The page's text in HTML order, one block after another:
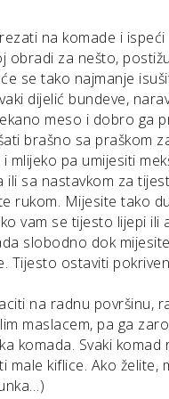
na komade i
obradi za nešto,
se tako najmanje
dijelić bundeve,
meso i dobro ga
brašno sa praškom
mlijeko pa umijesiti
ili sa nastavkom za
rukom. Mijesite tako
vam se tijesto lijepi
slobodno dok
Tijesto ostaviti
na radnu površinu,
maslacem, pa ga
komada. Svaki
kiflice. Ako želite,